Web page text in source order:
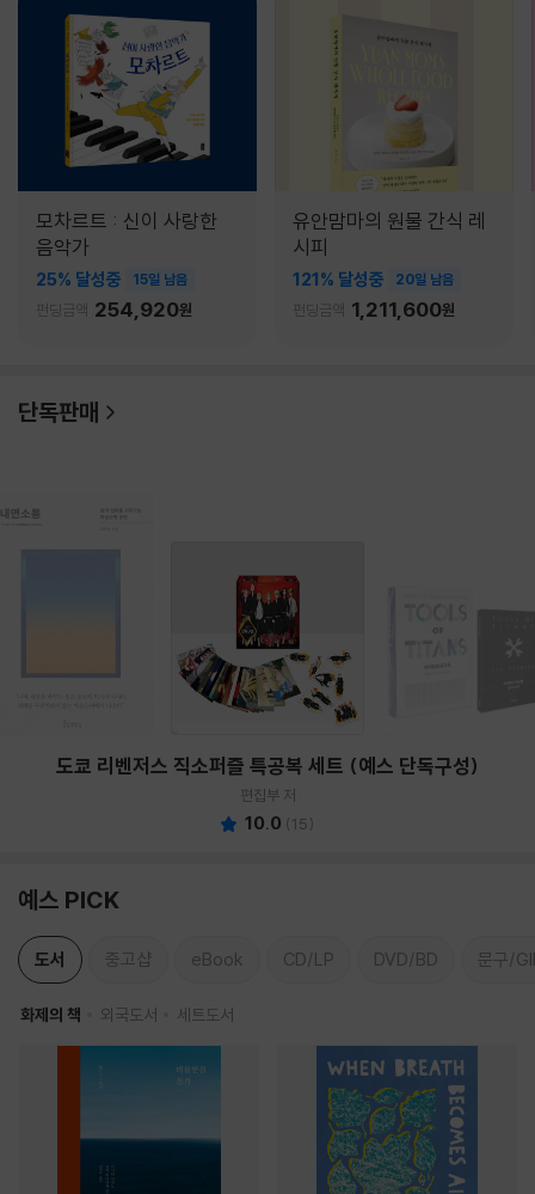
모차르트 : 신이 사랑한
음악가
25% 달성중 15일 남음
펀딩금액 254,920원
유안맘마의 원물 간식 레
시피
121% 달성중 20일 남음
펀딩금액 1,211,600원
단독판매
도쿄 리벤저스 직소퍼즐 특공복 세트 (예스 단독구성)
편집부 저
10.0 (15)
예스 PICK
도서 중고샵 eBook CD/LP DVD/BD 문구/
화제의 책 외국도서 세트도서